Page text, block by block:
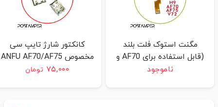
مگنت استوک فلت بلند
(قابل استفاده برای AF70 و
ناموجود
کانکتور شارژ تایپ سی
مخصوص ANFU AF70/AF75
۷۵,۰۰۰ تومان